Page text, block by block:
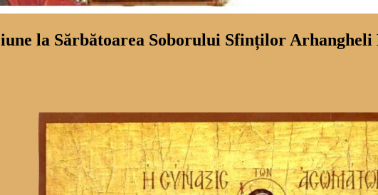
la Sărbătoarea Soborului Sfinților